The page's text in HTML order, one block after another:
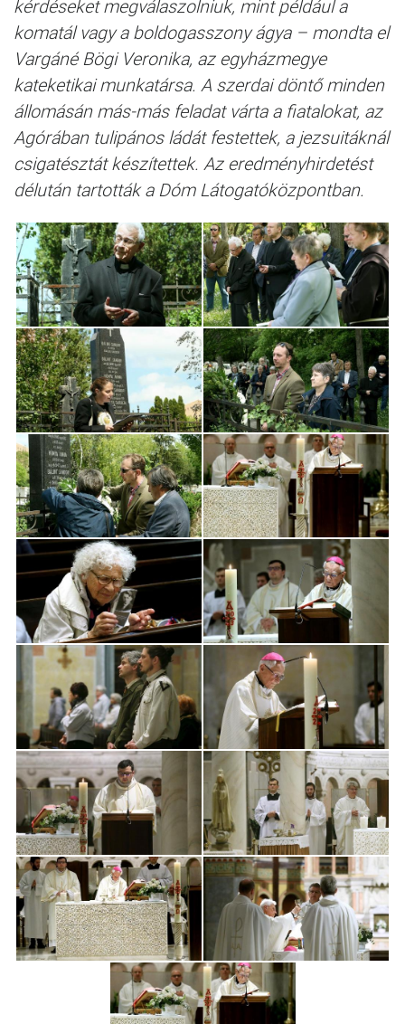
kérdéseket megválaszolniuk, mint például a
komatál vagy a boldogasszony ágya – mondta el
Vargáné Bögi Veronika, az egyházmegye
kateketikai munkatársa. A szerdai döntő minden
állomásán más-más feladat várta a fiatalokat, az
Agórában tulipános ládát festettek, a jezsuitáknál
csigatésztát készítettek. Az eredményhirdetést
délután tartották a Dóm Látogatóközpontban.